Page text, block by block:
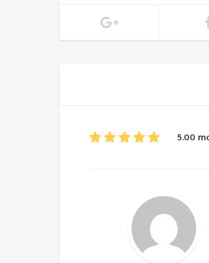
5.00